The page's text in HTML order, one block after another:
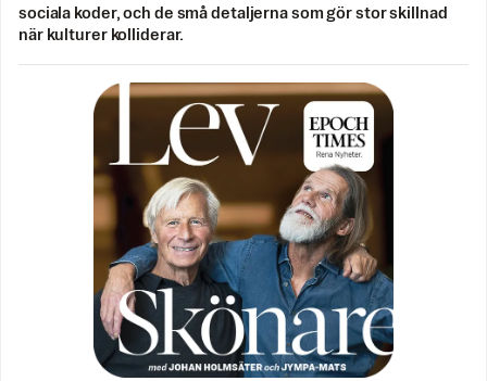
sociala koder, och de små detaljerna som gör stor skillnad
när kulturer kolliderar.